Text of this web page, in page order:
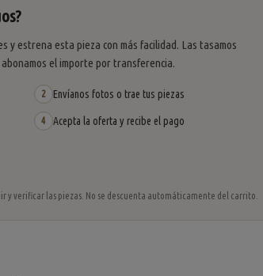
y estrena esta pieza con más facilidad. Las tasamos
el importe por transferencia.
2 Envíanos fotos o trae tus piezas
4 Acepta la oferta y recibe el pago
y verificar las piezas. No se descuenta automáticamente del carrito.